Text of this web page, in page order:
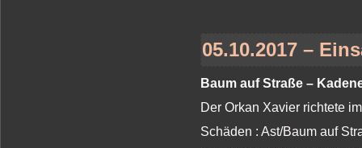
05.10.2017 –
Baum auf Straße –
Der Orkan Xavier richtete
Schäden : Ast/Baum auf